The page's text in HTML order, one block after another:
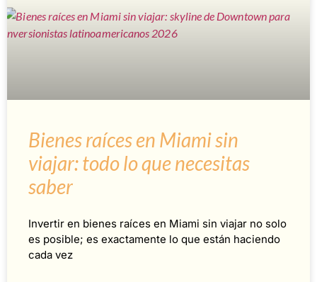
Bienes raíces en Miami sin
viajar: todo lo que necesitas
saber
Invertir en bienes raíces en Miami sin viajar no solo
es posible; es exactamente lo que están haciendo
cada vez